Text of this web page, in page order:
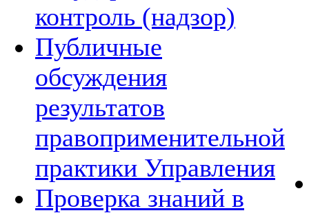
контроль (надзор)
Публичные
обсуждения
результатов
правоприменительной
практики Управления
Проверка знаний в